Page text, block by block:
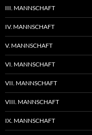
III. MANNSCHAFT
IV. MANNSCHAFT
V. MANNSCHAFT
VI. MANNSCHAFT
VII. MANNSCHAFT
VIII. MANNSCHAFT
IX. MANNSCHAFT